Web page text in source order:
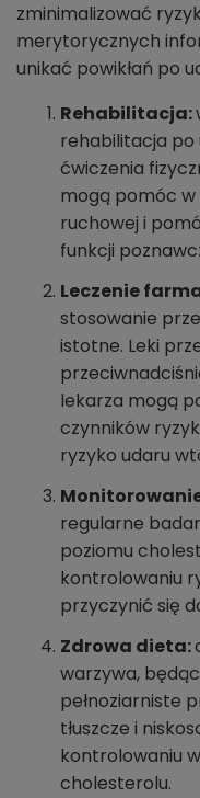
zminimalizować
merytorycznych
unikać powikłań po
Rehabilitacja:
rehabilitacja po
ćwiczenia
mogą pomóc
ruchowej i
funkcji
Leczenie
stosowanie
istotne. Leki
lekarza mogą
czynników
ryzyko udaru
regularne
poziomu
kontrolowaniu
przyczynić się
Zdrowa dieta:
warzywa,
pełnoziarniste
tłuszcze i
kontrolowaniu
cholesterolu.